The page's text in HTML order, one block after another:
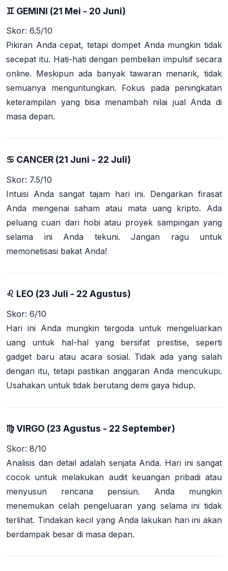
♊ GEMINI (21 Mei - 20 Juni)
Skor: 6.5/10
Pikiran Anda cepat, tetapi dompet Anda mungkin tidak
secepat itu. Hati-hati dengan pembelian impulsif secara
online. Meskipun ada banyak tawaran menarik, tidak
semuanya menguntungkan. Fokus pada peningkatan
keterampilan yang bisa menambah nilai jual Anda di
masa depan.
♋ CANCER (21 Juni - 22 Juli)
Skor: 7.5/10
Intuisi Anda sangat tajam hari ini. Dengarkan firasat
Anda mengenai saham atau mata uang kripto. Ada
peluang cuan dari hobi atau proyek sampingan yang
selama ini Anda tekuni. Jangan ragu untuk
memonetisasi bakat Anda!
♌ LEO (23 Juli - 22 Agustus)
Skor: 6/10
Hari ini Anda mungkin tergoda untuk mengeluarkan
uang untuk hal-hal yang bersifat prestise, seperti
gadget baru atau acara sosial. Tidak ada yang salah
dengan itu, tetapi pastikan anggaran Anda mencukupi.
Usahakan untuk tidak berutang demi gaya hidup.
♍ VIRGO (23 Agustus - 22 September)
Skor: 8/10
Analisis dan detail adalah senjata Anda. Hari ini sangat
cocok untuk melakukan audit keuangan pribadi atau
menyusun rencana pensiun. Anda mungkin
menemukan celah pengeluaran yang selama ini tidak
terlihat. Tindakan kecil yang Anda lakukan hari ini akan
berdampak besar di masa depan.